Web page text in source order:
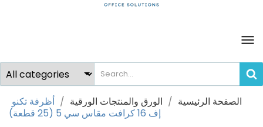
menu
الصفحة الرئيسية الورق والمنتجات الورقية
أظرفة تكنو
إف 16 كرافت مقاس سي 5 (25 قطعة)